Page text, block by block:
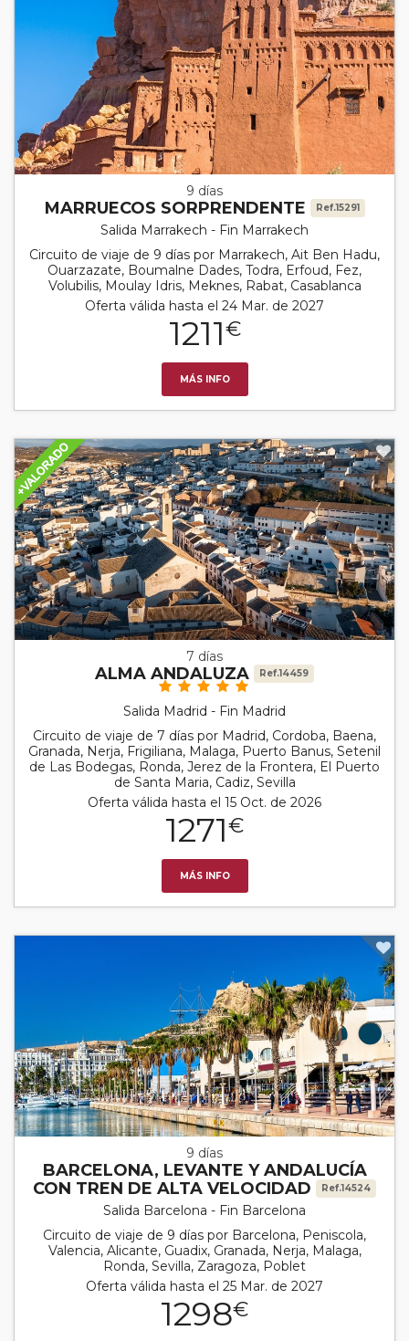
9 días
MARRUECOS SORPRENDENTE Ref.15291
Salida Marrakech - Fin Marrakech
Circuito de viaje de 9 días por Marrakech, Ait Ben Hadu,
Ouarzazate, Boumalne Dades, Todra, Erfoud, Fez,
Volubilis, Moulay Idris, Meknes, Rabat, Casablanca
Oferta válida hasta el 24 Mar. de 2027
1211€
MÁS INFO
7 días
ALMA ANDALUZA Ref.14459
Salida Madrid - Fin Madrid
Circuito de viaje de 7 días por Madrid, Cordoba, Baena,
Granada, Nerja, Frigiliana, Malaga, Puerto Banus, Setenil
de Las Bodegas, Ronda, Jerez de la Frontera, El Puerto
de Santa Maria, Cadiz, Sevilla
Oferta válida hasta el 15 Oct. de 2026
1271€
MÁS INFO
9 días
BARCELONA, LEVANTE Y ANDALUCÍA
CON TREN DE ALTA VELOCIDAD
Ref.14524
Salida Barcelona - Fin Barcelona
Circuito de viaje de 9 días por Barcelona, Peniscola,
Valencia, Alicante, Guadix, Granada, Nerja, Malaga,
Ronda, Sevilla, Zaragoza, Poblet
Oferta válida hasta el 25 Mar. de 2027
1298€